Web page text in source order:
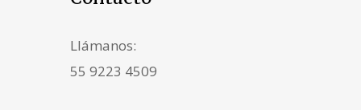
Llámanos:
55 9223 4509